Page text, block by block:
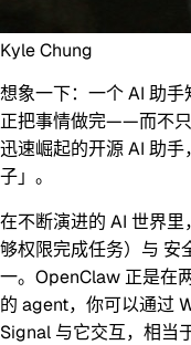
Kyle Chung
想象一下：一个 AI 助
正把事情做完——而不
迅速崛起的开源 AI 助
子」。
在不断演进的 AI 世界
够权限完成任务）与 安
一。 OpenClaw 正是在
的 agent，你可以通过
Signal 与它交互，相当